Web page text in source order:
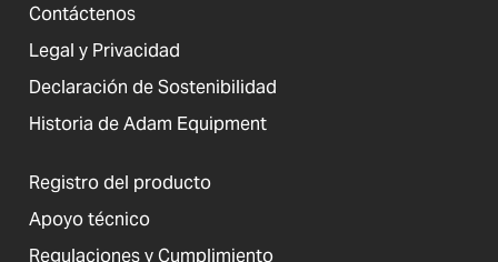
Contáctenos
Legal y Privacidad
Declaración de Sostenibilidad
Historia de Adam Equipment
Registro del producto
Apoyo técnico
Regulaciones y Cumplimiento